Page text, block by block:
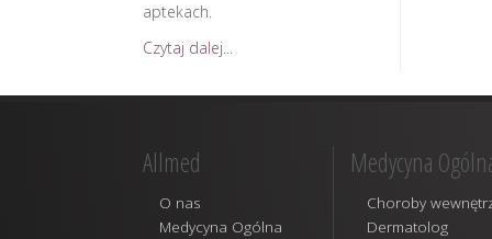
aptekach.
Czytaj dalej...
Allmed
O nas
Medycyna Ogólna
Medycyna
Choroby
Dermatolog